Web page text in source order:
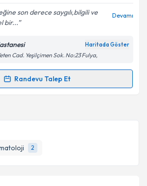
2
işlenmesine ilişkin
Aydınlatma
ve kişisel verilerimin belirtilen
işlenmesini kabul ediyorum.
son derece saygılı,bilgili ve
bir...
Devamı
Haritada Göster
Cad. Yeşilçimen Sok. No:23 Fulya,
Randevu Talep Et
Talebi
e-posta ile bilgilendireceğiz.